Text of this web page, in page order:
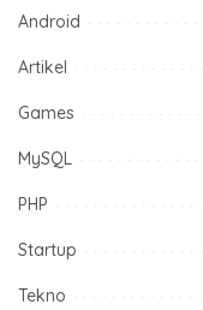
Android
Artikel
Games
MySQL
PHP
Startup
Tekno